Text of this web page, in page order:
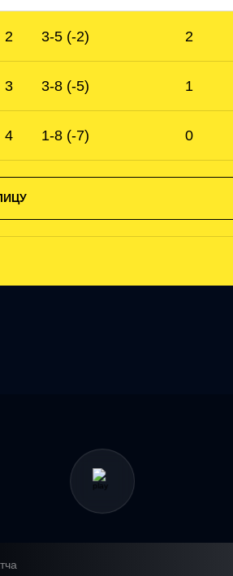
2 3-5 (-2) 2
3 3-8 (-5) 1
4 1-8 (-7) 0